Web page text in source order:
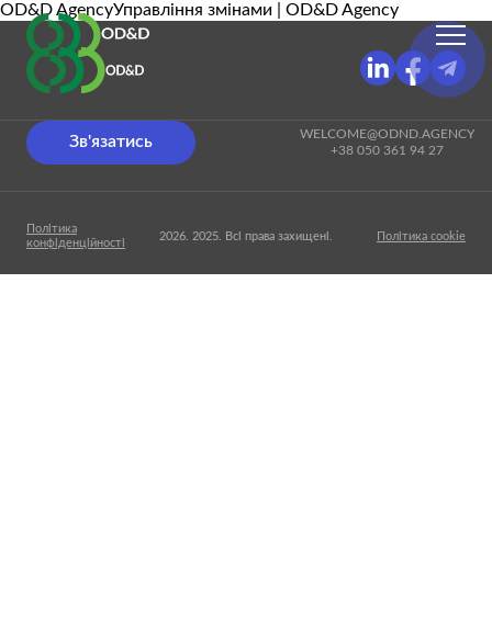
OD&D AgencyУправління змінами | OD&D Agency
Зв'язатись
WELCOME@ODND.AGENCY
+38 050 361 94 27
Політика
конфіденційності
2026. 2025. Всі права захищені. Політика cookie